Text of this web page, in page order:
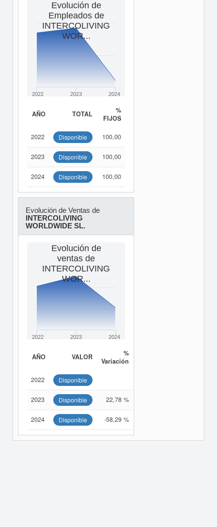
Evolución de
Empleados de
INTERCOLIVING
WOR...
2022 2023 2024
AÑO TOTAL
%
FIJOS
2022 Disponible 100,00
2023 Disponible 100,00
2024 Disponible 100,00
Evolución de Ventas de
INTERCOLIVING
WORLDWIDE SL.
Evolución de
ventas de
INTERCOLIVING
WOR...
2022 2023 2024
AÑO VALOR
%
Variación
2022 Disponible
2023 Disponible 22,78 %
2024 Disponible -58,29 %